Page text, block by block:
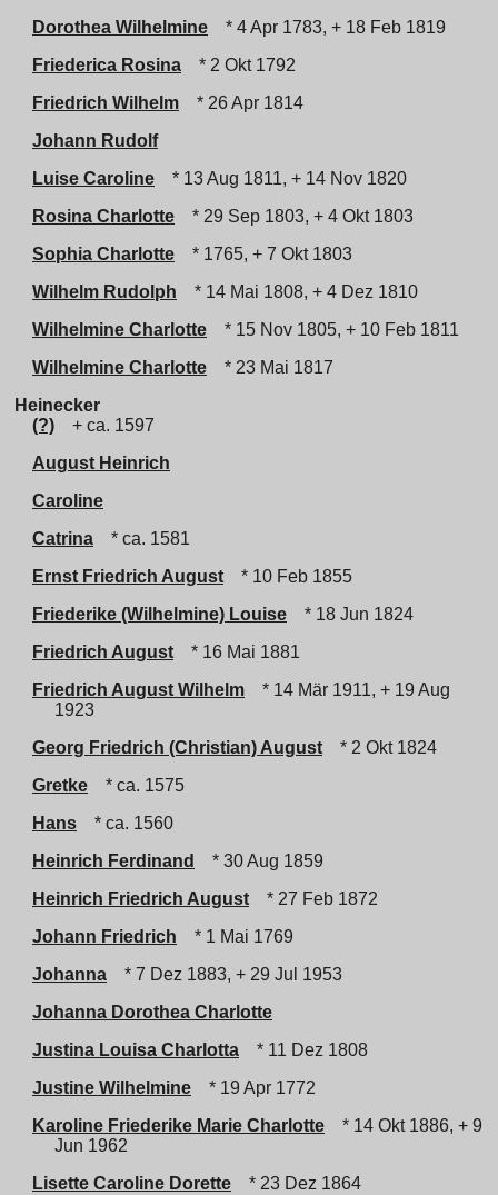
Dorothea Wilhelmine
* 4 Apr 1783, + 18 Feb 1819
Friederica Rosina
* 2 Okt 1792
Friedrich Wilhelm
* 26 Apr 1814
Johann Rudolf
Luise Caroline
* 13 Aug 1811, + 14 Nov 1820
Rosina Charlotte
* 29 Sep 1803, + 4 Okt 1803
Sophia Charlotte
* 1765, + 7 Okt 1803
Wilhelm Rudolph
* 14 Mai 1808, + 4 Dez 1810
Wilhelmine Charlotte
* 15 Nov 1805, + 10 Feb 1811
Wilhelmine Charlotte
* 23 Mai 1817
Heinecker
(?)
+ ca. 1597
August Heinrich
Caroline
Catrina
* ca. 1581
Ernst Friedrich August
* 10 Feb 1855
Friederike (Wilhelmine) Louise
* 18 Jun 1824
Friedrich August
* 16 Mai 1881
Friedrich August Wilhelm
* 14 Mär 1911, + 19 Aug
1923
Georg Friedrich (Christian) August
* 2 Okt 1824
Gretke
* ca. 1575
Hans
* ca. 1560
Heinrich Ferdinand
* 30 Aug 1859
Heinrich Friedrich August
* 27 Feb 1872
Johann Friedrich
* 1 Mai 1769
Johanna
* 7 Dez 1883, + 29 Jul 1953
Johanna Dorothea Charlotte
Justina Louisa Charlotta
* 11 Dez 1808
Justine Wilhelmine
* 19 Apr 1772
Karoline Friederike Marie Charlotte
* 14 Okt 1886, + 9
Jun 1962
Lisette Caroline Dorette
* 23 Dez 1864